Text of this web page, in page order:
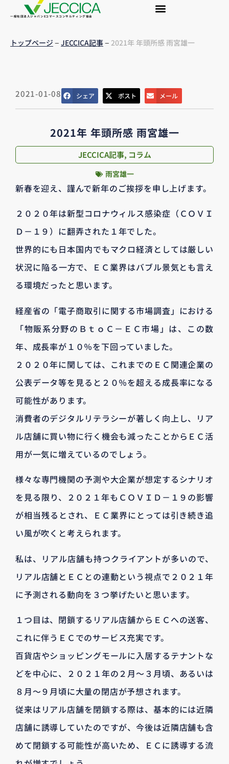
一般社団法人ジャパンEコマースコンサルティング協会
トップページ– JECCICA記事– 2021年 年頭所感 雨宮雄一
2021-01-08 シェア ポスト メール
2021年 年頭所感 雨宮雄一
JECCICA記事, コラム
雨宮雄一
新春を迎え、謹んで新年のご挨拶を申し上げます。
２０２０年は新型コロナウィルス感染症（ＣＯＶＩ
Ｄ－１９）に翻弄された１年でした。
世界的にも日本国内でもマクロ経済としては厳しい
状況に陥る一方で、ＥＣ業界はバブル景気とも言え
る環境だったと思います。
経産省の「電子商取引に関する市場調査」における
「物販系分野のＢｔｏＣ－ＥＣ市場」は、この数
年、成長率が１０％を下回っていました。
２０２０年に関しては、これまでのＥＣ関連企業の
公表データ等を見ると２０％を超える成長率になる
可能性があります。
消費者のデジタルリテラシーが著しく向上し、リア
ル店舗に買い物に行く機会も減ったことからＥＣ活
用が一気に増えているのでしょう。
様々な専門機関の予測や大企業が想定するシナリオ
を見る限り、２０２１年もＣＯＶＩＤ－１９の影響
が相当残るとされ、ＥＣ業界にとっては引き続き追
い風が吹くと考えられます。
私は、リアル店舗も持つクライアントが多いので、
リアル店舗とＥＣとの連動という視点で２０２１年
に予測される動向を３つ挙げたいと思います。
１つ目は、閉鎖するリアル店舗からＥＣへの送客、
これに伴うＥＣでのサービス充実です。
百貨店やショッピングモールに入居するテナントな
どを中心に、２０２１年の２月～３月頃、あるいは
８月～９月頃に大量の閉店が予想されます。
従来はリアル店舗を閉鎖する際は、基本的には近隣
店舗に誘導していたのですが、今後は近隣店舗も含
めて閉鎖する可能性が高いため、ＥＣに誘導する流